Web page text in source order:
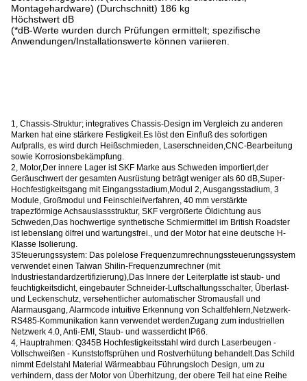
Montagehardware) (Durchschnitt) 186 kg
Höchstwert dB
(*dB-Werte wurden durch Prüfungen ermittelt; spezifische
Anwendungen/Installationswerte können variieren.
1, Chassis-Struktur; integratives Chassis-Design im Vergleich zu anderen
Marken hat eine stärkere Festigkeit.Es löst den Einfluß des sofortigen
Aufpralls, es wird durch Heißschmieden, Laserschneiden,CNC-Bearbeitung
sowie Korrosionsbekämpfung.
2, Motor,Der innere Lager ist SKF Marke aus Schweden importiert,der
Geräuschwert der gesamten Ausrüstung beträgt weniger als 60 dB,Super-
Hochfestigkeitsgang mit Eingangsstadium,Modul 2, Ausgangsstadium, 3
Module, Großmodul und Feinschleifverfahren, 40 mm verstärkte
trapezförmige Achsauslassstruktur, SKF vergrößerte Öldichtung aus
Schweden,Das hochwertige synthetische Schmiermittel im British Roadster
ist lebenslang ölfrei und wartungsfrei., und der Motor hat eine deutsche H-
Klasse Isolierung.
3Steuerungssystem: Das polelose Frequenzumrechnungssteuerungssystem
verwendet einen Taiwan Shilin-Frequenzumrechner (mit
Industriestandardzertifizierung),Das Innere der Leiterplatte ist staub- und
feuchtigkeitsdicht, eingebauter Schneider-Luftschaltungsschalter, Überlast-
und Leckenschutz, versehentlicher automatischer Stromausfall und
Alarmausgang, Alarmcode intuitive Erkennung von Schaltfehlern,Netzwerk-
RS485-Kommunikation kann verwendet werdenZugang zum industriellen
Netzwerk 4.0, Anti-EMI, Staub- und wasserdicht IP66.
4, Hauptrahmen: Q345B Hochfestigkeitsstahl wird durch Laserbeugen -
Vollschweißen - Kunststoffsprühen und Rostverhütung behandelt.Das Schild
nimmt Edelstahl Material Wärmeabbau Führungsloch Design, um zu
verhindern, dass der Motor von Überhitzung, der obere Teil hat eine Reihe